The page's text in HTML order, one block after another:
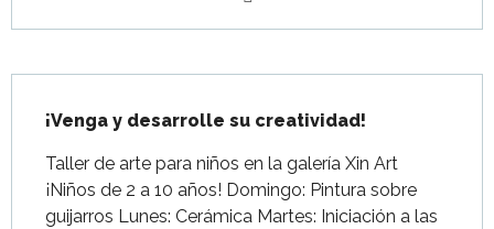
¡Venga y desarrolle su creatividad!
Taller de arte para niños en la galería Xin Art
¡Niños de 2 a 10 años! Domingo: Pintura sobre
guijarros Lunes: Cerámica Martes: Iniciación a las